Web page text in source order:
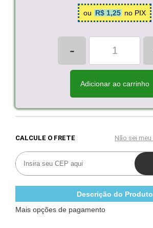
ou R$ 1,25 no PIX
-
Adicionar ao carrinho
Descrição do Produto
Mais opções de pagamento